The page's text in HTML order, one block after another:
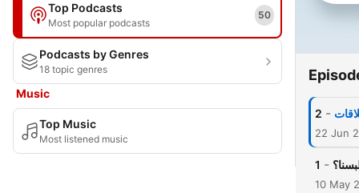
Top Podcasts
Most popular podcasts
50
Podcasts by Genres
18 topic genres
Music
Top Music
Most listened music
2 -
22 Jun
1 -
10 May